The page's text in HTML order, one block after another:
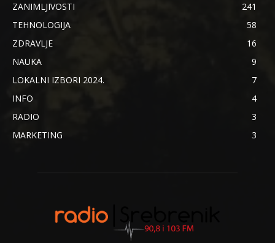
ZANIMLJIVOSTI
241
TEHNOLOGIJA
58
ZDRAVLJE
16
NAUKA
9
LOKALNI IZBORI 2024.
7
INFO
4
RADIO
3
MARKETING
3